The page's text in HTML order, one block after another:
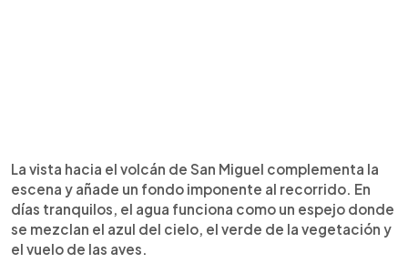
La vista hacia el volcán de San Miguel complementa la
escena y añade un fondo imponente al recorrido. En
días tranquilos, el agua funciona como un espejo donde
se mezclan el azul del cielo, el verde de la vegetación y
el vuelo de las aves.